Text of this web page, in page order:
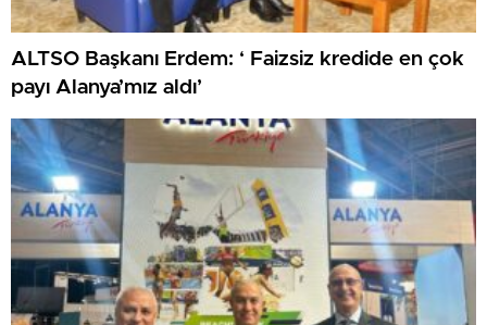
ALTSO Başkanı Erdem: ‘ Faizsiz kredide en çok
payı Alanya’mız aldı’